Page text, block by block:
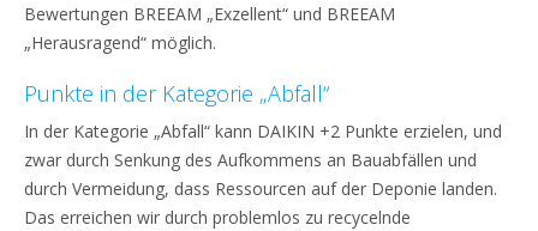
Bewertungen BREEAM „Exzellent“ und BREEAM
„Herausragend“ möglich.
Punkte in der Kategorie „Abfall“
In der Kategorie „Abfall“ kann DAIKIN +2 Punkte erzielen, und
zwar durch Senkung des Aufkommens an Bauabfällen und
durch Vermeidung, dass Ressourcen auf der Deponie landen.
Das erreichen wir durch problemlos zu recycelnde